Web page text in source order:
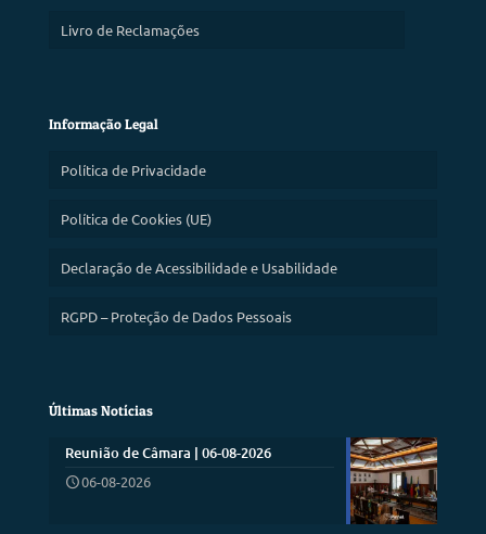
Livro de Reclamações
Informação Legal
Política de Privacidade
Política de Cookies (UE)
Declaração de Acessibilidade e Usabilidade
RGPD – Proteção de Dados Pessoais
Últimas Notícias
Reunião de Câmara | 06-08-2026
06-08-2026